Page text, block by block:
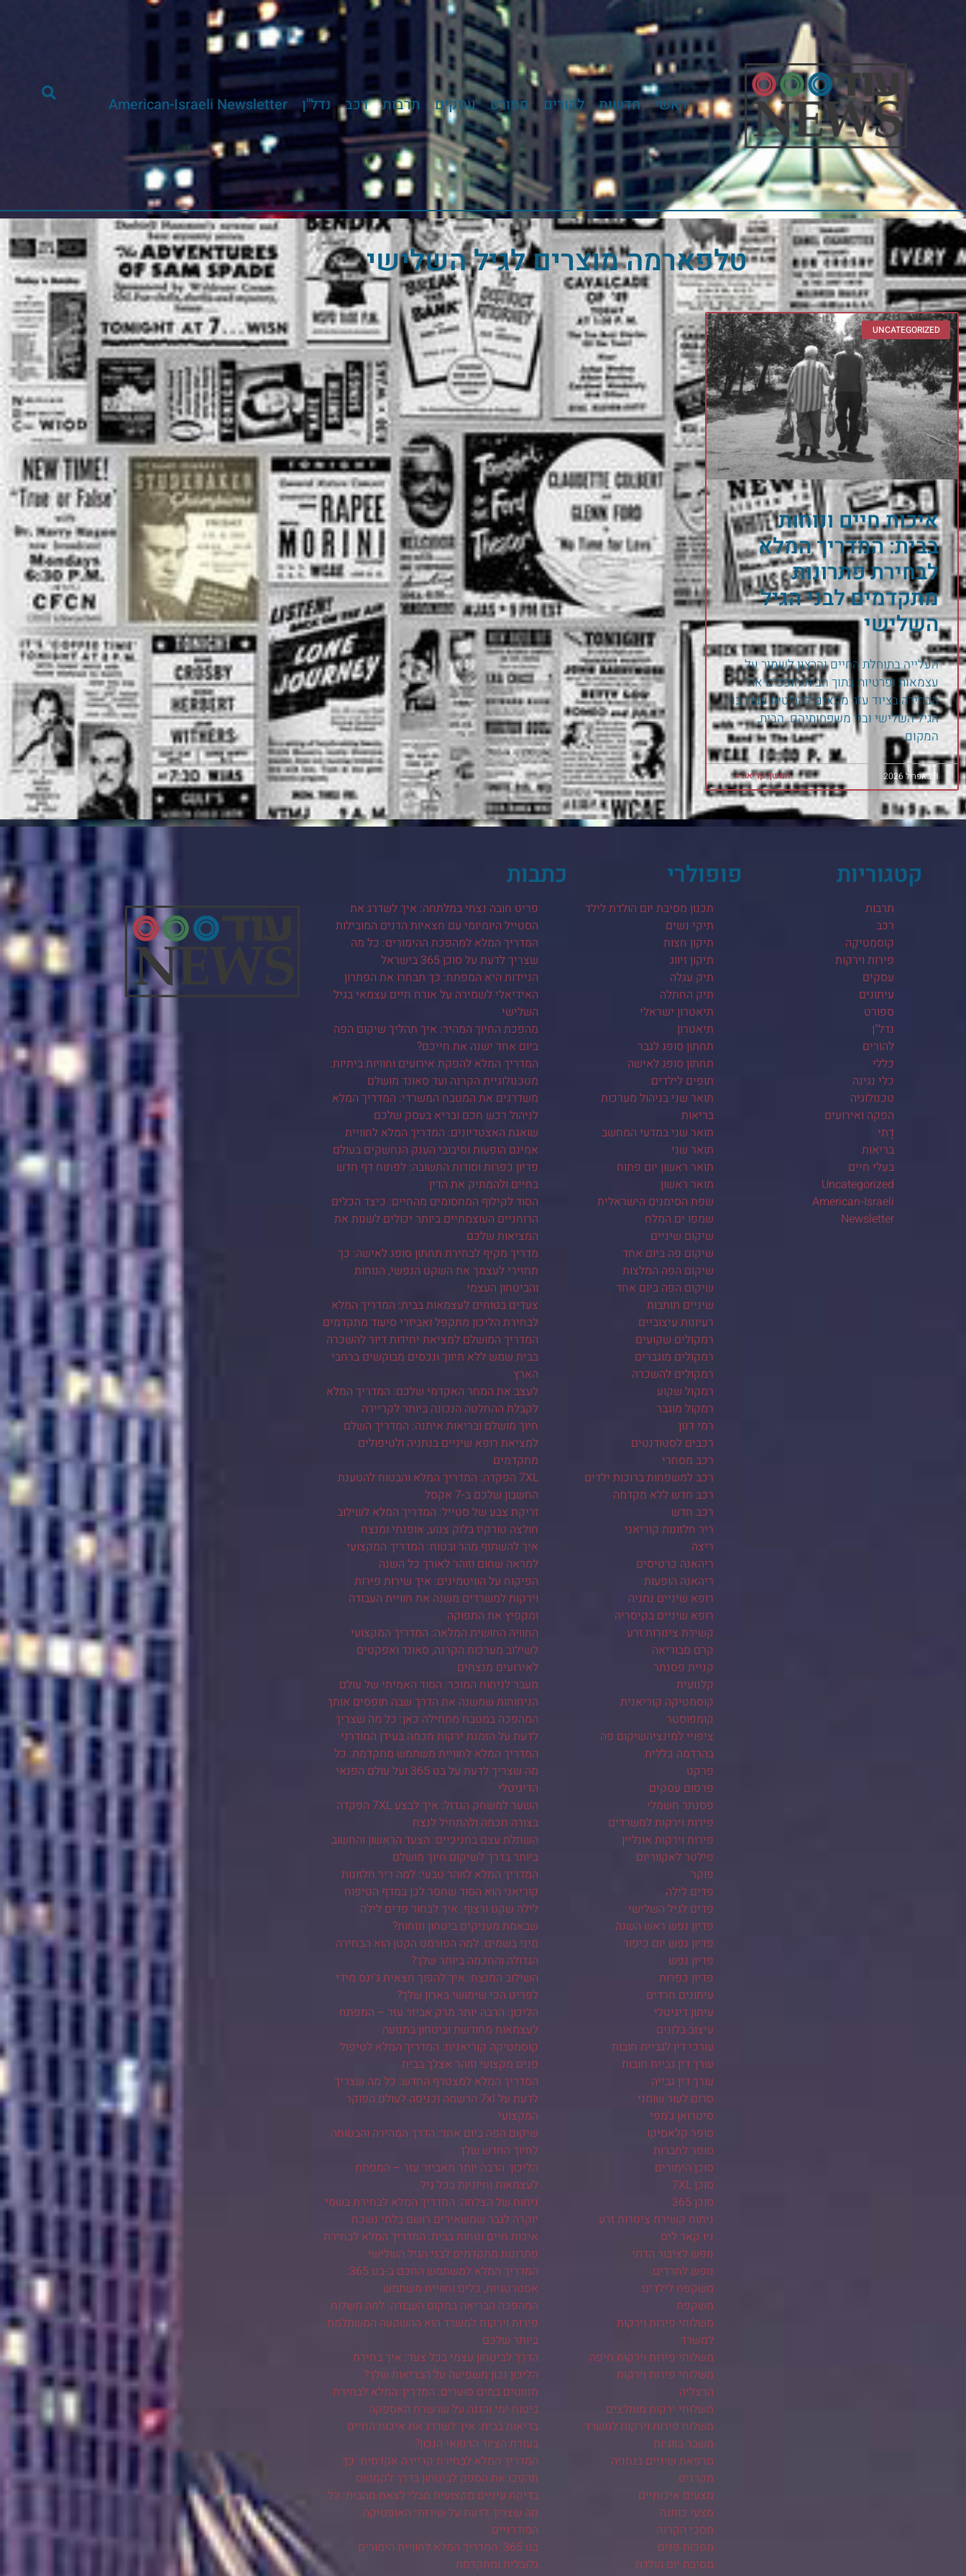
ראשי חדשות להורים ספורט עסקים תרבות רכב נדל"ן American-Israeli Newsletter
טלפארמה מוצרים לגיל השלישי
UNCATEGORIZED
איכות חיים ונוחות
בבית: המדריך המלא
לבחירת פתרונות
מתקדמים לבני הגיל
השלישי
העלייה בתוחלת החיים והרצון לשמור על
עצמאות ופרטיות בתוך הבית הופכים את
הבחירה בציוד עזר מתאים לקריטית עבור בני
הגיל השלישי ובני משפחותיהם. הבית,
המקום
המשך קריאה » 8 באפריל 2026
קטגוריות
תרבות
רכב
קוֹסמֵטִיקָה
פירות וירקות
עסקים
עיתונים
ספורט
נדל"ן
להורים
כללי
כלי נגינה
טכנולוגיה
הפקה ואירועים
דָתִי
בריאות
בעלי חיים
Uncategorized
American-Israeli
Newsletter
פופולרי
תכנון מסיבת יום הולדת לילד
תיקי נשים
תיקון חצות
תיקון זיווג
תיק עגלה
תיק החתלה
תיאטרון ישראלי
תיאטרון
תחתון סופג לגבר
תחתון סופג לאישה
תופים לילדים
תואר שני בניהול מערכות
בריאות
תואר שני במדעי המחשב
תואר שני
תואר ראשון יום פתוח
תואר ראשון
שפת הסימנים הישראלית
שמפו ים המלח
שיקום שיניים
שיקום פה ביום אחד
שיקום הפה המלצות
שיקום הפה ביום אחד
שיניים תותבות
רעיונות עיצוביים
רמקולים שקועים
רמקולים מוגברים
רמקולים להשכרה
רמקול שקוע
רמקול מוגבר
רמי דנון
רכבים לסטודנטים
רכב מסחרי
רכב למשפחות ברוכות ילדים
רכב חדש ללא מקדמה
רכב חדש
ריר חלזונות קוריאני
ריצה
ריהאנה כרטיסים
ריהאנה הופעות
רופא שיניים נתניה
רופא שיניים בקיסריה
קשירת צינורות זרע
קרם סבוריאה
קניית פסנתר
קלנועית
קוסמטיקה קוריאנית
קומפוסטר
ציפויי למינציהשיקום פה
בהרדמה כללית
פרקט
פרסום עסקים
פסנתר חשמלי
פירות וירקות למשרדים
פירות וירקות אונליין
פילטר לאקווריום
פוקר
פדים לילה
פדים לגיל השלישי
פדיון נפש ראש השנה
פדיון נפש יום כיפור
פדיון נפש
פדיון כפרות
עיתונים חרדים
עיתון דיגיטלי
עיצוב בלונים
עורכי דין לגביית חובות
עורך דין גביית חובות
עורך דין גבייה
סרום לעור שומני
סיטרואן ג'מפי
סופר קלאסיקו
סופר לחברות
סוכן הימורים
סוכן 7XL
סוכן 365
ניתוח קשירת צינורות זרע
ניו קאר ליס
נופש לציבור הדתי
נופש לחרדים
משקפת לילדים
משקפת
משלוחי פירות וירקות
למשרד
משלוחי פירות וירקות חיפה
משלוחי פירות וירקות
הרצליה
משלוחי ירקות מומלצים
משלוח פירות וירקות למשרד
משבר בזוגיות
מרפאת שיניים בנתניה
מקרנים
מצעים איכותיים
מצעי כותנה
מסכי הקרנה
מסכות פנים
מסיבת יום הולדת
כתבות
פריט חובה נצחי במלתחה: איך לשדרג את
הסטייל היומיומי עם חצאיות הדנים המובילות
המדריך המלא למהפכת ההימורים: כל מה
שצריך לדעת על סוכן 365 בישראל
הניידות היא המפתח: כך תבחרו את הפתרון
האידיאלי לשמירה על אורח חיים עצמאי בגיל
השלישי
מהפכת החיוך המהיר: איך תהליך שיקום הפה
ביום אחד ישנה את חייכם?
המדריך המלא להפקת אירועים וחוויות ביתיות:
מטכנולוגיית הקרנה ועד סאונד מושלם
משדרגים את המטבח המשרדי: המדריך המלא
לניהול רכש חכם ובריא בעסק שלכם
שואגת האצטדיונים: המדריך המלא לחוויית
אמינם הופעות וסיבובי הענק הנחשקים בעולם
פדיון כפרות וסודות התשובה: לפתוח דף חדש
בחיים ולהמתיק את הדין
הסוד לקילוף המחסומים מהחיים: כיצד הכלים
הרוחניים העוצמתיים ביותר יכולים לשנות את
המציאות שלכם
מדריך מקיף לבחירת תחתון סופג לאישה: כך
תחזירי לעצמך את השקט הנפשי, הנוחות
והביטחון העצמי
צעדים בטוחים לעצמאות בבית: המדריך המלא
לבחירת הליכון מתקפל ואביזרי סיעוד מתקדמים
המדריך המושלם למציאת יחידות דיור להשכרה
בבית שמש ללא תיווך ונכסים מבוקשים ברחבי
הארץ
לעצב את המחר האקדמי שלכם: המדריך המלא
לקבלת ההחלטה הנכונה ביותר לקריירה
חיוך מושלם ובריאות איתנה: המדריך השלם
למציאת רופא שיניים בנתניה ולטיפולים
מתקדמים
7XL הפקדה: המדריך המלא והבטוח להטענת
החשבון שלכם ב-7 אקסל
זריקת צבע של סטייל: המדריך המלא לשילוב
חולצה טורקיז בלוק צנוע, אופנתי ומנצח
איך להשתזף מהר ובטוח: המדריך המקצועי
למראה שחום וזוהר לאורך כל השנה
הפיקוח על הוויטמינים: איך שירות פירות
וירקות למשרדים משנה את חוויית העבודה
ומקפיץ את התפוקה
החוויה החושית המלאה: המדריך המקצועי
לשילוב מערכות הקרנה, סאונד ואפקטים
לאירועים מנצחים
מעבר לניחוח המוכר: הסוד האמיתי של עולם
הניחוחות שמשנה את הדרך שבה תופסים אותך
המהפכה במטבח מתחילה כאן: כל מה שצריך
לדעת על הזמנת ירקות חכמה בעידן המודרני
המדריך המלא לחוויית משתמש מתקדמת: כל
מה שצריך לדעת על בט 365 ועל עולם הפנאי
הדיגיטלי
השער למשחק הגדול: איך לבצע 7XL הפקדה
בצורה חכמה ולהתחיל לנצח
השתלת עצם בחניכיים: הצעד הראשון והחשוב
ביותר בדרך לשיקום חיוך מושלם
המדריך המלא לזוהר טבעי: למה ריר חלזונות
קוריאני הוא הסוד שחסר לכן במדף הטיפוח
לילה שקט ורצוף: איך לבחור פדים לילה
שבאמת מעניקים ביטחון ונוחות?
מיני בשמים: למה הפורמט הקטן הוא הבחירה
הגדולה והחכמה ביותר שלך?
השילוב המנצח: איך להפוך חצאית ג'ינס מידי
לפריט הכי שימושי בארון שלך?
הליכון: הרבה יותר מרק אביזר עזר – המפתח
לעצמאות מחודשת וביטחון בתנועה
קוסמטיקה קוריאנית: המדריך המלא לטיפול
פנים מקצועי וזוהר אצלך בבית
המדריך המלא למצטרף החדש: כל מה שצריך
לדעת על 7xl הרשמה וכניסה לעולם הפוקר
המקצועי
שיקום הפה ביום אחד: הדרך המהירה והבטוחה
לחיוך החדש שלך
הליכון: הרבה יותר מאביזר עזר – המפתח
לעצמאות וחיוניות בכל גיל
ניחוח של הצלחה: המדריך המלא לבחירת בשמי
יוקרה לגבר שמשאירים רושם בלתי נשכח
איכות חיים ונוחות בבית: המדריך המלא לבחירת
פתרונות מתקדמים לבני הגיל השלישי
המדריך המלא למשתמש החכם ב-בט 365:
אסטרטגיות, כלים וחוויית משתמש
המהפכה הבריאה במקום העבודה: למה משלוח
פירות וירקות למשרד הוא ההשקעה המשתלמת
ביותר שלכם
הדרך לביטחון עצמי בכל צעד: איך בחירת
הליכון נכון משפיעה על הבריאות שלך?
מנווטים במים סוערים: המדריך המלא לבחירת
ביטוח ימי והגנה על שרשרת האספקה
בריאות בבית: איך לשדרג את איכות החיים
בעזרת הציוד הרפואי הנכון?
המדריך המלא לבחירת קריירה אקדמית: כך
תהפכו את הספק לביטחון בדרך לקמפוס
בדיקת עיניים מקצועית מבלי לצאת מהבית: כל
מה שצריך לדעת על שירותי האופטיקה
המודרניים
בט 365: המדריך המלא לחוויית הימורים
גלובלית ומתקדמת